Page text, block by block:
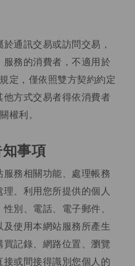
通訊交易或訪問交易，
務的消費者，不適用於
定，僅依照雙方契約約定
方式交易者得依消費者
權利。
事項
務相關功能、處理帳務
、利用您所提供的個人
別、電話、電子郵件、
使用本網站服務所產生
記錄、網路位置、瀏覽
或間接得識別您個人的